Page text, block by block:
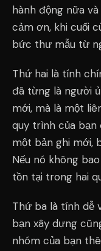
hành động nữa
cảm ơn, khi cuối
bức thư mẫu từ
Thứ hai là tính
đã từng là người
mới, mà là một
quy trình của
một bản ghi mới,
Nếu nó không
tồn tại trong hai
Thứ ba là tính dễ
bạn xây dựng
nhóm của bạn